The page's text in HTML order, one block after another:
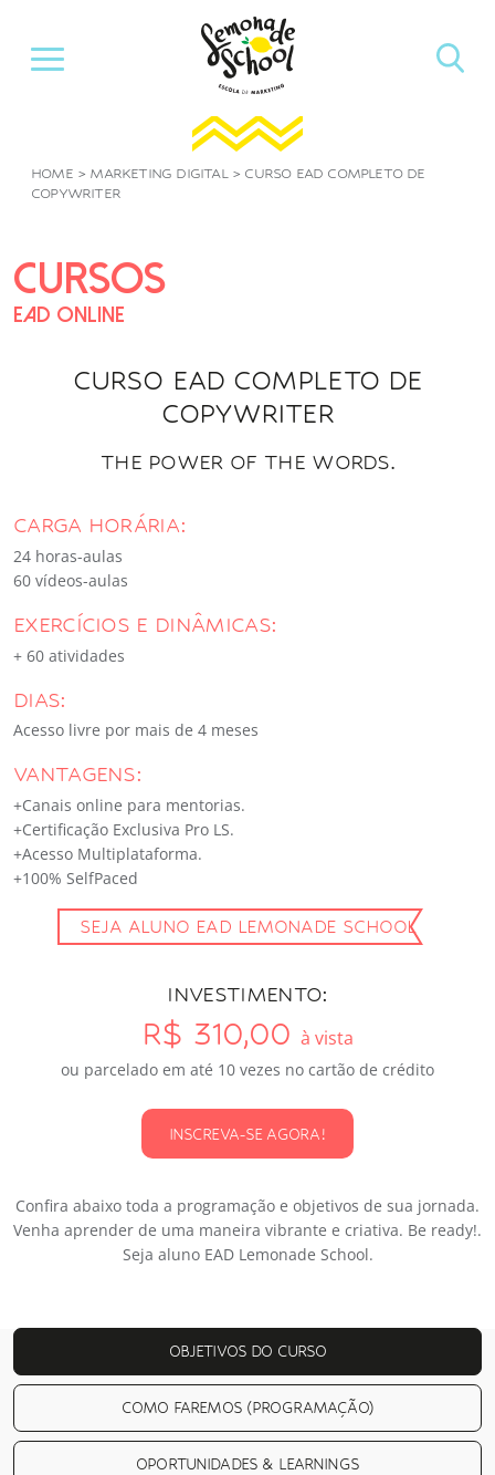
HOME> MARKETING DIGITAL> CURSO EAD COMPLETO DE
COPYWRITER
CURSOS
EAD ONLINE
CURSO EAD COMPLETO DE
COPYWRITER
THE POWER OF THE WORDS.
SEJA ALUNO EAD LEMONADE SCHOOL
INVESTIMENTO:
R$ 310,00 à vista
ou parcelado em até 10 vezes no cartão de crédito
INSCREVA-SE AGORA!
Confira abaixo toda a programação e objetivos de sua jornada.
Venha aprender de uma maneira vibrante e criativa. Be ready!.
Seja aluno EAD Lemonade School.
CARGA HORÁRIA:
24 horas-aulas
60 vídeos-aulas
EXERCÍCIOS E DINÂMICAS:
+ 60 atividades
DIAS:
Acesso livre por mais de 4 meses
VANTAGENS:
+Canais online para mentorias.
+Certificação Exclusiva Pro LS.
+Acesso Multiplataforma.
+100% SelfPaced
OBJETIVOS DO CURSO
COMO FAREMOS (PROGRAMAÇÃO)
OPORTUNIDADES & LEARNINGS